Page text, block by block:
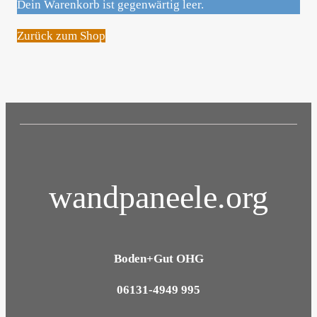
Dein Warenkorb ist gegenwärtig leer.
Zurück zum Shop
wandpaneele.org
Boden+Gut OHG
06131-4949 995